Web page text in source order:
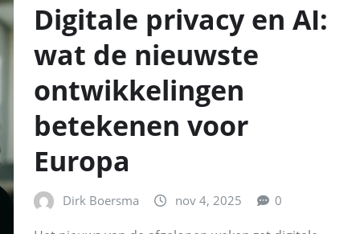
Digitale privacy en AI:
wat de nieuwste
ontwikkelingen
betekenen voor
Europa
Dirk Boersma nov 4, 2025 0